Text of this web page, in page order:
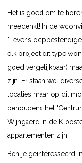
Het is goed om te
meedenkt! In de
elk project dit type
goed vergelijkbaar)
zijn. Er staan wel
locaties maar op dit
behoudens het
Wijngaerd in de
appartementen zijn.
Ben je geinteresseerd